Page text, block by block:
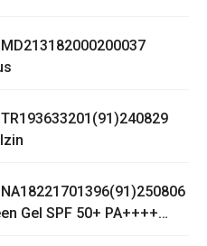
Gel SPF 50+ PA++++